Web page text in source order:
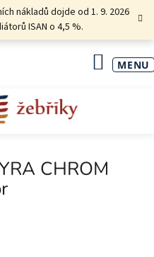
nákladů dojde od 1. 9. 2026
ISAN o 4,5 %.
CHROM